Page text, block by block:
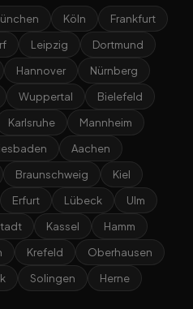
Köln
Frankfurt
Leipzig
Dortmund
Hannover
Nürnberg
Wuppertal
Bielefeld
Karlsruhe
Mannheim
Aachen
Braunschweig
Kiel
Erfurt Lübeck
Ulm
Kassel
Hamm
Krefeld
Oberhausen
Solingen Herne